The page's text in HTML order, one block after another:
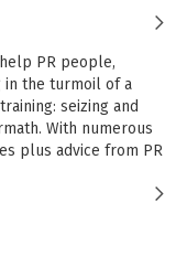
PR people,
in the turmoil of a
seizing and
With numerous
plus advice from PR